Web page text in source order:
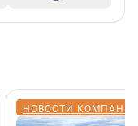
НОВОСТИ